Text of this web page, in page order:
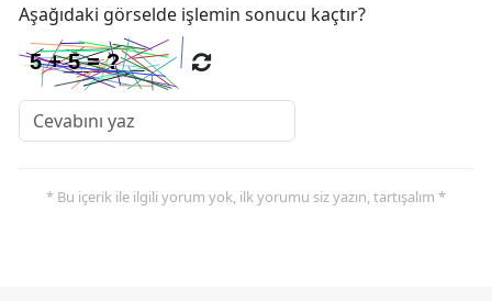
Aşağıdaki görselde işlemin sonucu kaçtır?
* Bu içerik ile ilgili yorum yok, ilk yorumu siz yazın, tartışalım *